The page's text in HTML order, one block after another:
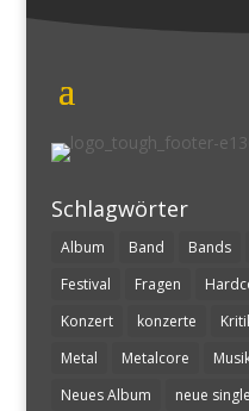
Schlagwörter
Album Band Bands
Festival
Fragen
Konzert
konzerte
Metal
Metalcore
Neues Album
neue single